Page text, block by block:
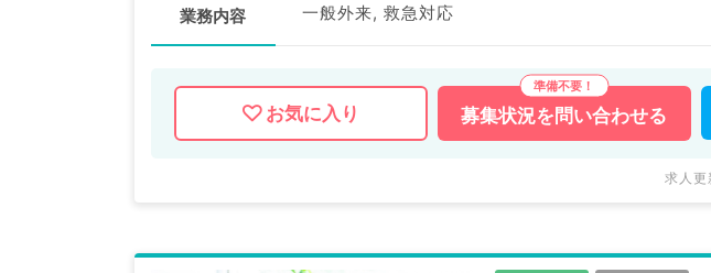
業務内容 一般外来, 救急対応
お気に入り 募集状況を 問い合わせる
求人